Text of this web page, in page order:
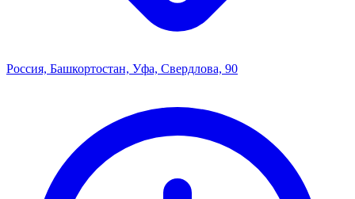
Россия, Башкортостан, Уфа, Свердлова, 90